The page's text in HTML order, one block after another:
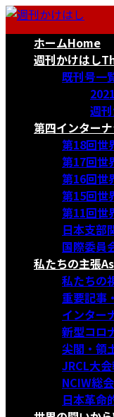
コ
ナ
ホームHome
週刊かけはし
既刊号一
週
第四インター
第18回世
第17回世
第16回世
第15回世
第11回世
日本支部
国際委員
私たちの主張
私たちの
重要記事
インター
新型コロ
尖閣・領
JRCL大
NCIW総
日本革命